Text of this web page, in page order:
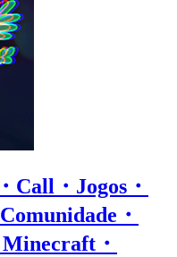
Call・Jogos・
・
・